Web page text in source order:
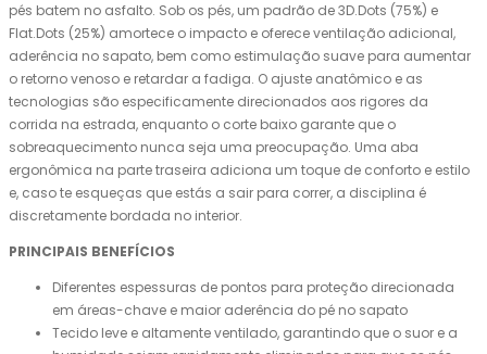
pés batem no asfalto. Sob os pés, um padrão de 3D.Dots (75%) e
Flat.Dots (25%) amortece o impacto e oferece ventilação adicional,
aderência no sapato, bem como estimulação suave para aumentar
o retorno venoso e retardar a fadiga. O ajuste anatômico e as
tecnologias são especificamente direcionados aos rigores da
corrida na estrada, enquanto o corte baixo garante que o
sobreaquecimento nunca seja uma preocupação. Uma aba
ergonômica na parte traseira adiciona um toque de conforto e estilo
e, caso te esqueças que estás a sair para correr, a disciplina é
discretamente bordada no interior.
PRINCIPAIS BENEFÍCIOS
Diferentes espessuras de pontos para proteção direcionada
em áreas-chave e maior aderência do pé no sapato
Tecido leve e altamente ventilado, garantindo que o suor e a